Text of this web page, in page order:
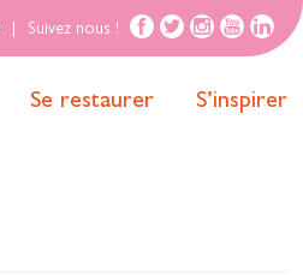
Suivez nous !
Se restaurer S’inspirer